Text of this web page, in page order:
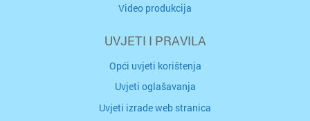
Video produkcija
UVJETI I PRAVILA
Opći uvjeti korištenja
Uvjeti oglašavanja
Uvjeti izrade web stranica